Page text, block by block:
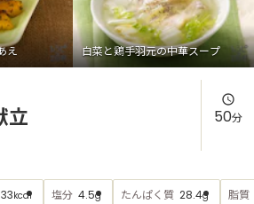
問い合わせ
とは
え 白菜と鶏手羽元の中華スープ
立 50分
kcal 塩分 4.5g たんぱく質 28.4g 脂質